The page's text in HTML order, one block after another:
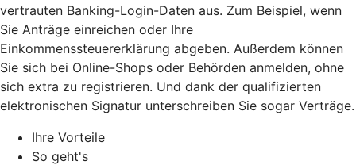
vertrauten Banking-Login-Daten aus. Zum Beispiel, wenn
Sie Anträge einreichen oder Ihre
Einkommenssteuererklärung abgeben. Außerdem können
Sie sich bei Online-Shops oder Behörden anmelden, ohne
sich extra zu registrieren. Und dank der qualifizierten
elektronischen Signatur unterschreiben Sie sogar Verträge.
Ihre Vorteile
So geht's